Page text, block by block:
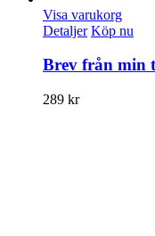
Visa varukorg
Detaljer Köp nu
Brev från min
289 kr